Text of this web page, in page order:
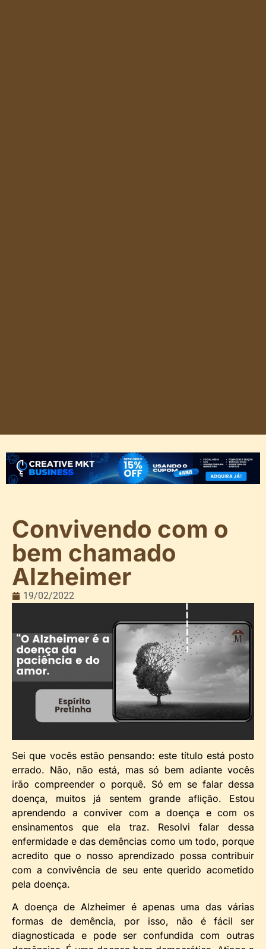
Convivendo com o
bem chamado
Alzheimer
19/02/2022
Sei que vocês estão pensando: este título está posto
errado. Não, não está, mas só bem adiante vocês
irão compreender o porquê. Só em se falar dessa
doença, muitos já sentem grande aflição. Estou
aprendendo a conviver com a doença e com os
ensinamentos que ela traz. Resolvi falar dessa
enfermidade e das demências como um todo, porque
acredito que o nosso aprendizado possa contribuir
com a convivência de seu ente querido acometido
pela doença.
A doença de Alzheimer é apenas uma das várias
formas de demência, por isso, não é fácil ser
diagnosticada e pode ser confundida com outras